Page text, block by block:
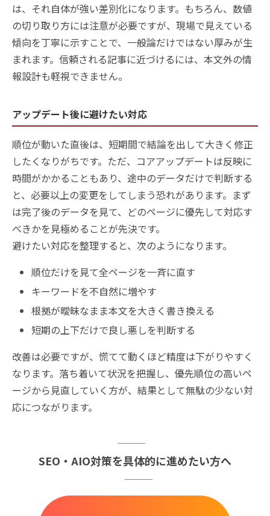
は、それ自体が強い差別化になります。もちろん、数値
の切り取り方には注意が必要ですが、現場で見えている
傾向を丁寧に示すことで、一般論だけではない厚みが生
まれます。信頼される記事に近づけるには、本文外の情
報設計も軽視できません。
アップデート後に避けたい対応
順位が動いた直後は、短期間で結論を出して大きく修正
したくなりがちです。ただ、コアアップデートは反映に
時間がかかることもあり、途中のデータだけで判断する
と、必要以上の変更をしてしまう恐れがあります。まず
は完了後のデータを見て、どのページに優先して対応す
べきかを見極めることが先決です。
避けたい対応を整理すると、次のようになります。
順位だけを見て全ページを一斉に直す
キーワードを不自然に増やす
根拠が曖昧なまま本文を大きく書き換える
短期の上下だけで良し悪しを判断する
改善は必要ですが、慌てて動くほど精度は下がりやすく
なります。落ち着いて状況を把握し、優先順位の高いペ
ージから見直していく方が、結果として無駄の少ない対
応につながります。
SEO・AIO対策を具体的に進めたい方へ